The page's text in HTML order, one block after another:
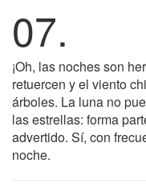
07.
¡Oh, las noches son
retuercen y el viento
árboles. La luna no
las estrellas: forma
advertido. Sí, con
noche.